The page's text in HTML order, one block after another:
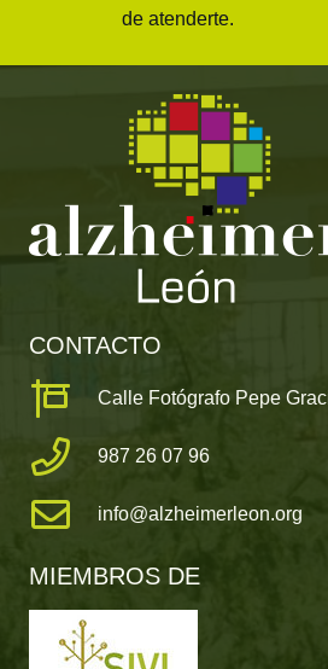
de atenderte.
CONTACTO
Calle Fotógrafo Pepe
987 26 07 96
info@alzheimerleon.org
MIEMBROS DE